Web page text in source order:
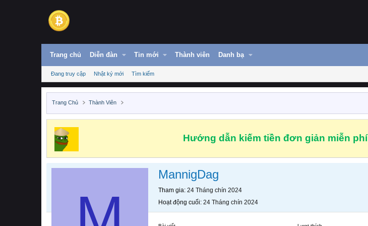
Trang chủ Diễn đàn Tin mới Thành viên Danh bạ
Đang truy cập Nhật ký mới Tìm kiếm
Trang Chủ Thành Viên
Hướng dẫn kiếm tiền đơn giản miễn phí
MannigDag
Tham gia 24 Tháng chín 2024
Hoạt động cuối 24 Tháng chín 2024